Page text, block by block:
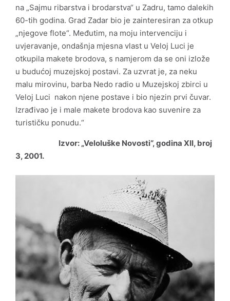
Arheološka zbirka „Vela spila“
Zbirka crteža iz donacije Sudac
Zbirka drvenih maketa brodova Nedjeljka Gugića
Kotarca
Statut Centra za kulturu Vela Luka
Pravilnik o unutarnjem ustrojstvu i načinu rada CZK
Financijski planovi i izvješća
Odluke
Informacije o trošenju sredstava
Natječaji
na „Sajmu ribarstva i brodarstva“ u Zadru, tamo dalekih
60-tih godina. Grad Zadar bio je zainteresiran za otkup
„njegove flote“. Međutim, na moju intervenciju i
uvjeravanje, ondašnja mjesna vlast u Veloj Luci je
otkupila makete brodova, s namjerom da se oni izlože
u budućoj muzejskoj postavi. Za uzvrat je, za neku
malu mirovinu, barba Nedo radio u Muzejskoj zbirci u
Veloj Luci nakon njene postave i bio njezin prvi čuvar.
Izrađivao je i male makete brodova kao suvenire za
turističku ponudu.“
Izvor: „Veloluške Novosti“, godina XII, broj
3, 2001.